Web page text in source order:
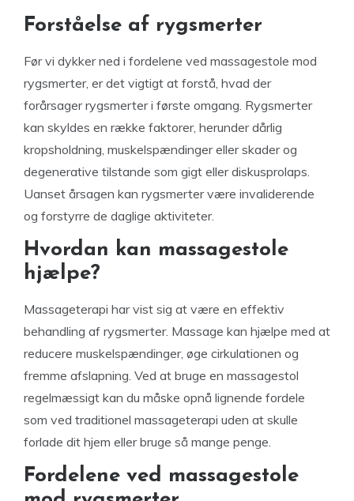
Forståelse af rygsmerter
Før vi dykker ned i fordelene ved massagestole mod
rygsmerter, er det vigtigt at forstå, hvad der
forårsager rygsmerter i første omgang. Rygsmerter
kan skyldes en række faktorer, herunder dårlig
kropsholdning, muskelspændinger eller skader og
degenerative tilstande som gigt eller diskusprolaps.
Uanset årsagen kan rygsmerter være invaliderende
og forstyrre de daglige aktiviteter.
Hvordan kan massagestole
hjælpe?
Massageterapi har vist sig at være en effektiv
behandling af rygsmerter. Massage kan hjælpe med at
reducere muskelspændinger, øge cirkulationen og
fremme afslapning. Ved at bruge en massagestol
regelmæssigt kan du måske opnå lignende fordele
som ved traditionel massageterapi uden at skulle
forlade dit hjem eller bruge så mange penge.
Fordelene ved massagestole